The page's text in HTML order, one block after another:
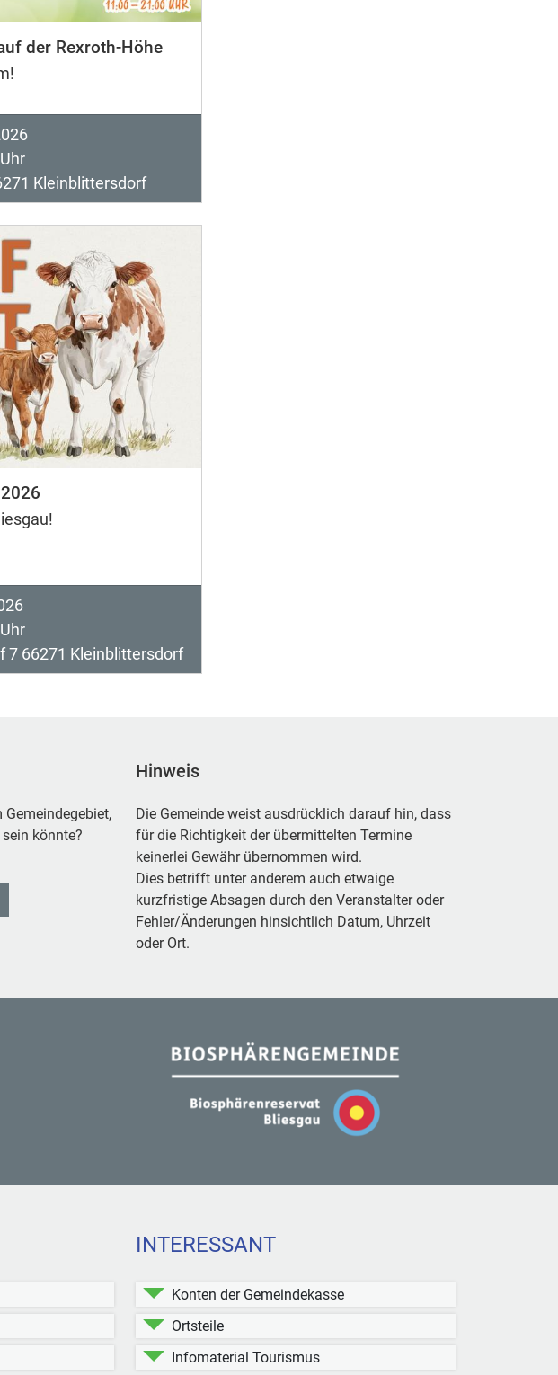
der Rexroth-Höhe
Kleinblittersdorf
7 66271 Kleinblittersdorf
könnte?
Hinweis
Die Gemeinde weist ausdrücklich darauf hin, dass
für die Richtigkeit der übermittelten Termine
keinerlei Gewähr übernommen wird.
Dies betrifft unter anderem auch etwaige
kurzfristige Absagen durch den Veranstalter oder
Fehler/Änderungen hinsichtlich Datum, Uhrzeit
oder Ort.
INTERESSANT
Konten der Gemeindekasse
Ortsteile
Infomaterial Tourismus